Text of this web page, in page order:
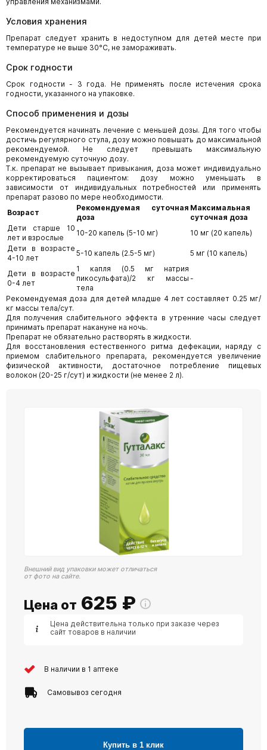
Условия хранения
Препарат следует хранить в недоступном для детей месте при
температуре не выше 30°С, не замораживать.
Срок годности
Срок годности - 3 года. Не применять после истечения срока
годности, указанного на упаковке.
Способ применения и дозы
Рекомендуется начинать лечение с меньшей дозы. Для того чтобы
достичь регулярного стула, дозу можно повышать до максимальной
рекомендуемой. Не следует превышать максимальную
рекомендуемую суточную дозу.
Т.к. препарат не вызывает привыкания, доза может индивидуально
корректироваться пациентом: дозу можно уменьшать в
зависимости от индивидуальных потребностей или применять
препарат разово по мере необходимости.
Возраст
Рекомендуемая суточная
доза
Максимальная
суточная доза
Дети старше 10
лет и взрослые
10-20 капель (5-10 мг)
10 мг (20 капель)
Дети в возрасте
4-10 лет
5-10 капель (2.5-5 мг) 5 мг (10 капель)
Дети в возрасте
0-4 лет
1 капля (0.5 мг натрия
пикосульфата)/2 кг массы
тела
-
Рекомендуемая доза для детей младше 4 лет составляет 0.25 мг/
кг массы тела/сут.
Для получения слабительного эффекта в утренние часы следует
принимать препарат накануне на ночь.
Препарат не обязательно растворять в жидкости.
Для восстановления естественного ритма дефекации, наряду с
приемом слабительного препарата, рекомендуется увеличение
физической активности, достаточное потребление пищевых
волокон (20-25 г/сут) и жидкости (не менее 2 л).
Внешний вид упаковки может отличаться
от фото на сайте.
Цена от 625 ₽
Цена действительна только при заказе через
сайт товаров в наличии
В наличии в 1 аптеке
Самовывоз сегодня
Купить в 1 клик